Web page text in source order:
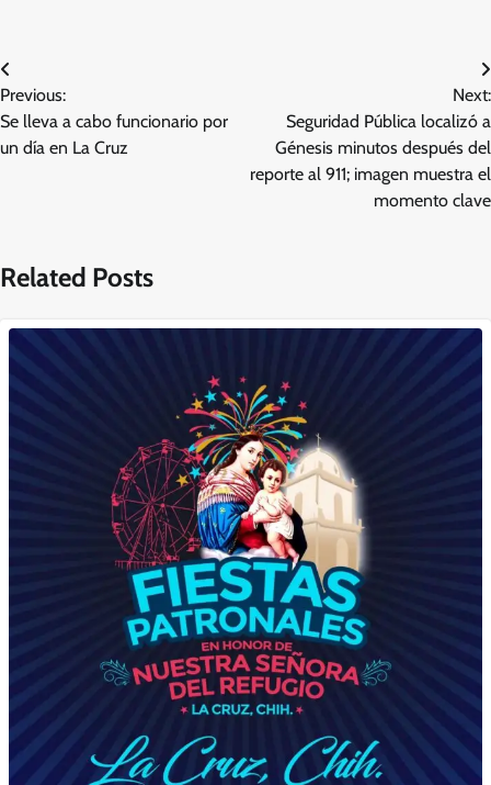
Navegación
de
entradas
Previous:
Se lleva a cabo funcionario por
un día en La Cruz
Next:
Seguridad Pública localizó a
Génesis minutos después del
reporte al 911; imagen muestra el
momento clave
Related Posts